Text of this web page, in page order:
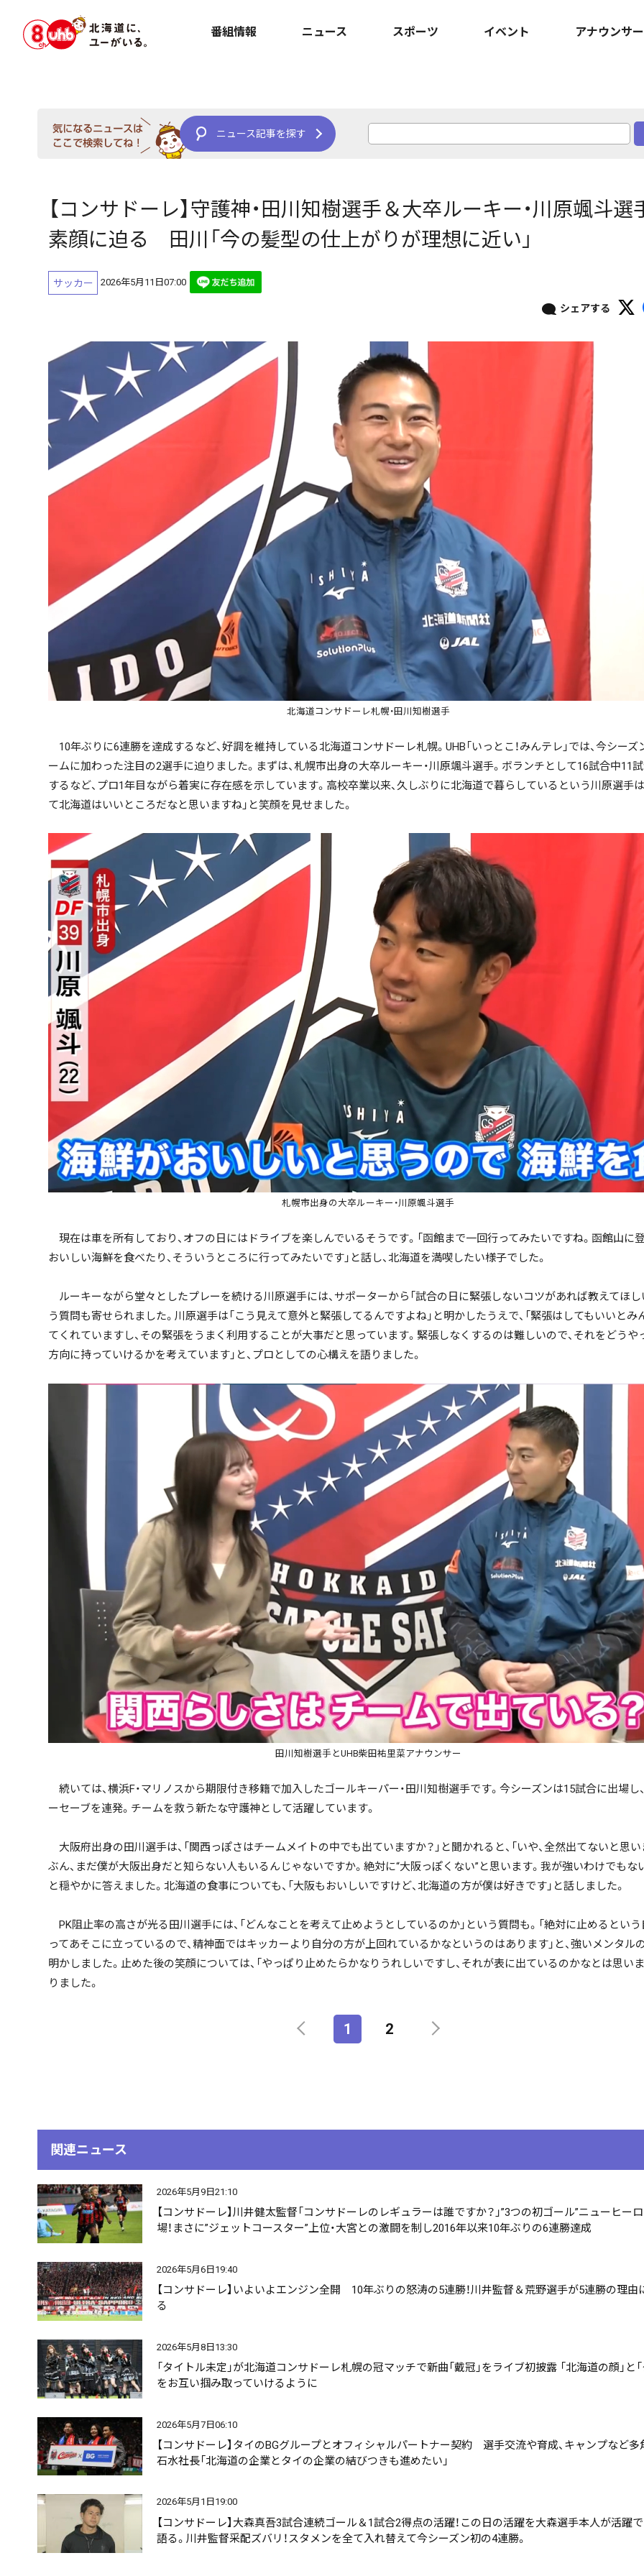
番組情報 ニュース スポーツ イベント アナウンサー
ニュース記事を探す
【コンサドーレ】守護神・田川知樹選手＆大卒ルーキー・川原颯斗選
素顔に迫る 田川「今の髪型の仕上がりが理想に近い」
サッカー 2026年5月11日07:00
シェアする
北海道コンサドーレ札幌・田川知樹選手
10年ぶりに6連勝を達成するなど、好調を維持している北海道コンサドーレ札幌。UHB「いっとこ！みんテレ」では、今シーズ
ームに加わった注目の2選手に迫りました。まずは、札幌市出身の大卒ルーキー・川原颯斗選手。ボランチとして16試合中11
するなど、プロ1年目ながら着実に存在感を示しています。高校卒業以来、久しぶりに北海道で暮らしているという川原選手は
て北海道はいいところだなと思いますね」と笑顔を見せました。
札幌市出身の大卒ルーキー・川原颯斗選手
現在は車を所有しており、オフの日にはドライブを楽しんでいるそうです。「函館まで一回行ってみたいですね。函館山に
おいしい海鮮を食べたり、そういうところに行ってみたいです」と話し、北海道を満喫したい様子でした。
ルーキーながら堂々としたプレーを続ける川原選手には、サポーターから「試合の日に緊張しないコツがあれば教えてほし
う質問も寄せられました。川原選手は「こう見えて意外と緊張してるんですよね」と明かしたうえで、「緊張はしてもいいとみ
てくれていますし、その緊張をうまく利用することが大事だと思っています。緊張しなくするのは難しいので、それをどうや
方向に持っていけるかを考えています」と、プロとしての心構えを語りました。
田川知樹選手とUHB柴田祐里菜アナウンサー
続いては、横浜F・マリノスから期限付き移籍で加入したゴールキーパー・田川知樹選手です。今シーズンは15試合に出場し
ーセーブを連発。チームを救う新たな守護神として活躍しています。
大阪府出身の田川選手は、「関西っぽさはチームメイトの中でも出ていますか？」と聞かれると、「いや、全然出てないと思い
ぶん、まだ僕が大阪出身だと知らない人もいるんじゃないですか。絶対に“大阪っぽくない”と思います。我が強いわけでもな
と穏やかに答えました。北海道の食事についても、「大阪もおいしいですけど、北海道の方が僕は好きです」と話しました。
PK阻止率の高さが光る田川選手には、「どんなことを考えて止めようとしているのか」という質問も。「絶対に止めるとい
ってあそこに立っているので、精神面ではキッカーより自分の方が上回れているかなというのはあります」と、強いメンタル
明かしました。止めた後の笑顔については、「やっぱり止めたらかなりうれしいですし、それが表に出ているのかなとは思い
りました。
1 2
関連ニュース
2026年5月9日21:10
【コンサドーレ】川井健太監督「コンサドーレのレギュラーは誰ですか？」”3つの初ゴール”ニューヒー
場！まさに”ジェットコースター”上位・大宮との激闘を制し2016年以来10年ぶりの6連勝達成
2026年5月6日19:40
【コンサドーレ】いよいよエンジン全開 10年ぶりの怒涛の5連勝！川井監督＆荒野選手が5連勝の理由
る
2026年5月8日13:30
「タイトル未定」が北海道コンサドーレ札幌の冠マッチで新曲「戴冠」をライブ初披露 「北海道の顔」と「
をお互い掴み取っていけるように
2026年5月7日06:10
【コンサドーレ】タイのBGグループとオフィシャルパートナー契約 選手交流や育成、キャンプなど
石水社長「北海道の企業とタイの企業の結びつきも進めたい」
2026年5月1日19:00
【コンサドーレ】大森真吾3試合連続ゴール＆1試合2得点の活躍！この日の活躍を大森選手本人が活躍
語る。川井監督采配ズバリ！スタメンを全て入れ替えて今シーズン初の4連勝。
ニュース記事を探す
ハッシュタグ
絞り込み検索
期間を絞る
~
キーワードで絞る
検索